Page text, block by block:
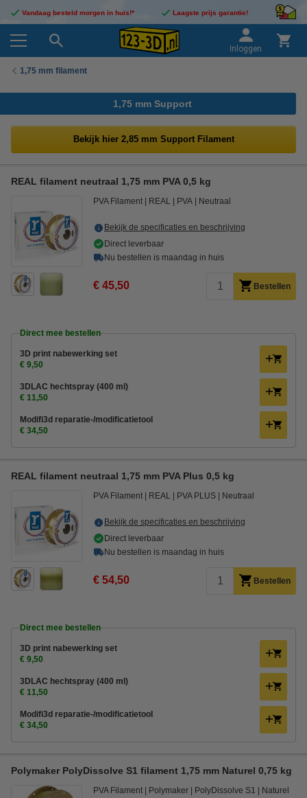
Vandaag besteld morgen in huis!* Laagste prijs garantie!
Inloggen
1,75 mm filament
1,75 mm Support
Bekijk hier 2,85 mm Support Filament
REAL filament neutraal 1,75 mm PVA 0,5 kg
PVA Filament REAL PVA Neutraal
Bekijk de specificaties en beschrijving
Direct leverbaar
Nu bestellen is maandag in huis
€ 45,50 Bestellen
Direct mee bestellen
3D print nabewerking set
€ 9,50
3DLAC hechtspray (400 ml)
€ 11,50
Modifi3d reparatie-/modificatietool
€ 34,50
REAL filament neutraal 1,75 mm PVA Plus 0,5 kg
PVA Filament REAL PVA PLUS Neutraal
Bekijk de specificaties en beschrijving
Direct leverbaar
Nu bestellen is maandag in huis
€ 54,50 Bestellen
Direct mee bestellen
3D print nabewerking set
€ 9,50
3DLAC hechtspray (400 ml)
€ 11,50
Modifi3d reparatie-/modificatietool
€ 34,50
Polymaker PolyDissolve S1 filament 1,75 mm Naturel 0,75 kg
PVA Filament Polymaker PolyDissolve S1 Naturel